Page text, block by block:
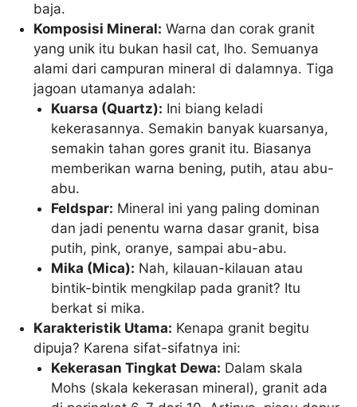
baja.
Komposisi Mineral: Warna dan corak granit
yang unik itu bukan hasil cat, lho. Semuanya
alami dari campuran mineral di dalamnya. Tiga
jagoan utamanya adalah:
Kuarsa (Quartz): Ini biang keladi
kekerasannya. Semakin banyak kuarsanya,
semakin tahan gores granit itu. Biasanya
memberikan warna bening, putih, atau abu-
abu.
Feldspar: Mineral ini yang paling dominan
dan jadi penentu warna dasar granit, bisa
putih, pink, oranye, sampai abu-abu.
Mika (Mica): Nah, kilauan-kilauan atau
bintik-bintik mengkilap pada granit? Itu
berkat si mika.
Karakteristik Utama: Kenapa granit begitu
dipuja? Karena sifat-sifatnya ini:
Kekerasan Tingkat Dewa: Dalam skala
Mohs (skala kekerasan mineral), granit ada